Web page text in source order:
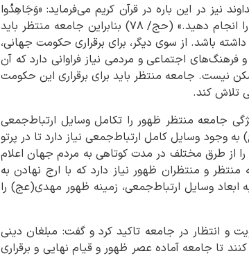
نیز در این باره در قرآن کریم می‌فرماید: «وَجَاهِدُوا
فِی اللَّهِ حَقَّ جِهَادِهِ در راه خدا حق جهاد را انجام دهید.» (حج/ ۷۸) بنابراین جامعه منتظر باید
باشد. از سوی دیگر، برای برقراری حکومت جهانی،
اجتماعی و مردمی نیاز فراوانی دارد که آن
نیست. جامعه منتظر باید برای برقراری این حکومت
تلاش کند.
جامعه منتظر ظهور را تکامل وسایل ارتباط‌جمعی
وسایل کامل ارتباط‌جمعی نیاز دارد تا در پرتو
را از طرق مختلف در مدت کوتاهی به مردم جهان اعلام
و منتظران ظهور نیاز دارد که با ارج نهادن به
ابعاد وسایل ارتباط‌جمعی، زمینه ظهور مهدی(عج) را
و انتظار در جامعه تاکید کرد و گفت: مبلغان دینی
تا جامعه آماده عصر ظهور و قیام نهایی و برقراری